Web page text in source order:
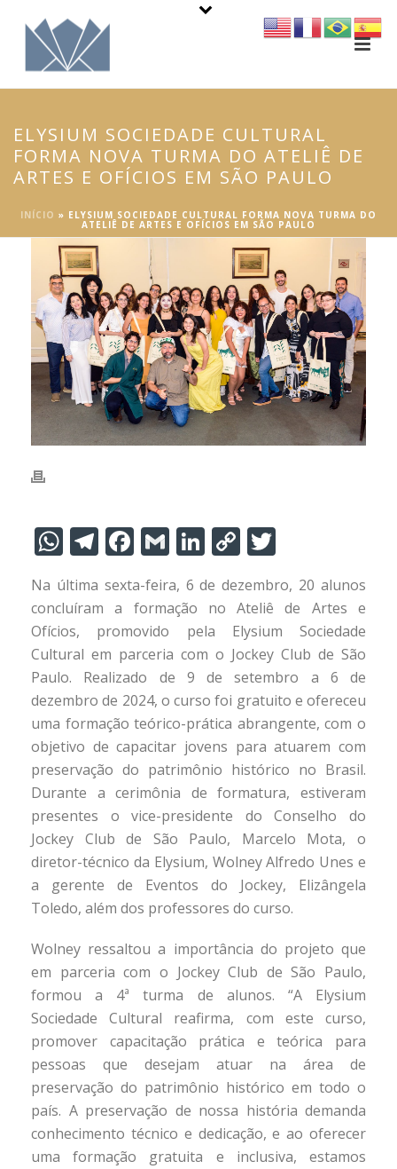
ELYSIUM SOCIEDADE CULTURAL
FORMA NOVA TURMA DO ATELIÊ DE
ARTES E OFÍCIOS EM SÃO PAULO
INÍCIO » ELYSIUM SOCIEDADE CULTURAL FORMA NOVA TURMA DO
ATELIÊ DE ARTES E OFÍCIOS EM SÃO PAULO
W
h
at
s
A
p
p
T
e
gr
a
m
F
ac
e
b
o
o
k
G
m
ai
l
Li
n
k
e
dI
n
C
p
y
Li
n
k
itt
er
Na última sexta-feira, 6 de dezembro, 20 alunos
concluíram a formação no Ateliê de Artes e
Ofícios, promovido pela Elysium Sociedade
Cultural em parceria com o Jockey Club de São
Paulo. Realizado de 9 de setembro a 6 de
dezembro de 2024, o curso foi gratuito e ofereceu
uma formação teórico-prática abrangente, com o
objetivo de capacitar jovens para atuarem com
preservação do patrimônio histórico no Brasil.
Durante a cerimônia de formatura, estiveram
presentes o vice-presidente do Conselho do
Jockey Club de São Paulo, Marcelo Mota, o
diretor-técnico da Elysium, Wolney Alfredo Unes e
a gerente de Eventos do Jockey, Elizângela
Toledo, além dos professores do curso.
Wolney ressaltou a importância do projeto que
em parceria com o Jockey Club de São Paulo,
formou a 4ª turma de alunos. “A Elysium
Sociedade Cultural reafirma, com este curso,
promover capacitação prática e teórica para
pessoas que desejam atuar na área de
preservação do patrimônio histórico em todo o
país. A preservação de nossa história demanda
conhecimento técnico e dedicação, e ao oferecer
uma formação gratuita e inclusiva, estamos